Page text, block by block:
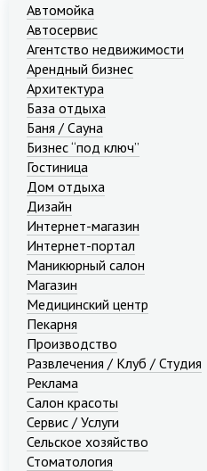
Автомойка
Автосервис
Агентство недвижимости
Арендный бизнес
Архитектура
База отдыха
Баня / Сауна
Бизнес “под ключ”
Гостиница
Дом отдыха
Дизайн
Интернет-магазин
Интернет-портал
Маникюрный салон
Магазин
Медицинский центр
Пекарня
Производство
Развлечения / Клуб / Студия
Реклама
Салон красоты
Сервис / Услуги
Сельское хозяйство
Стоматология